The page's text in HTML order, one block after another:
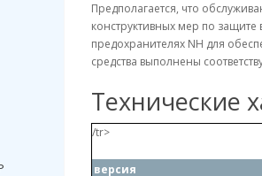
Предполагается, что
конструктивных мер по
предохранителях NH для
средства выполнены
Технические
/tr>
версия